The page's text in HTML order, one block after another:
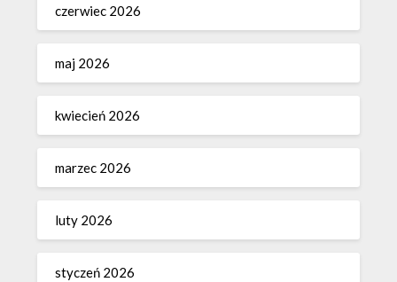
czerwiec 2026
maj 2026
kwiecień 2026
marzec 2026
luty 2026
styczeń 2026